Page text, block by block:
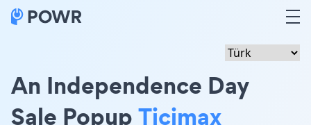
An Independence Day
Sale PopupTicimax